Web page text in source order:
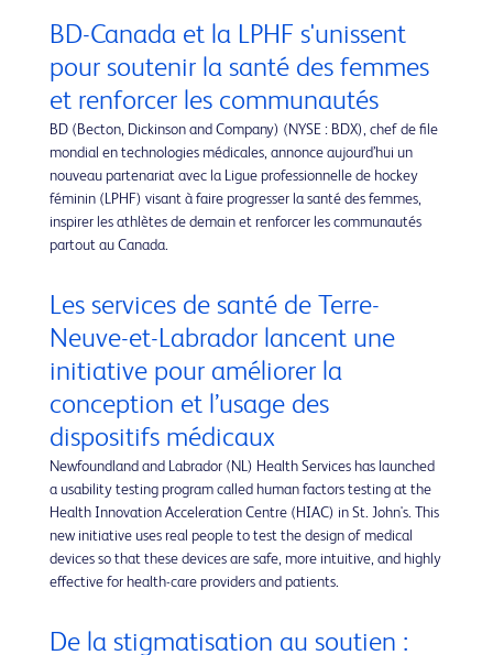
BD-Canada et la LPHF s'unissent
pour soutenir la santé des femmes
et renforcer les communautés
BD (Becton, Dickinson and Company) (NYSE : BDX), chef de file
mondial en technologies médicales, annonce aujourd’hui un
nouveau partenariat avec la Ligue professionnelle de hockey
féminin (LPHF) visant à faire progresser la santé des femmes,
inspirer les athlètes de demain et renforcer les communautés
partout au Canada.
Les services de santé de Terre-
Neuve-et-Labrador lancent une
initiative pour améliorer la
conception et l’usage des
dispositifs médicaux
Newfoundland and Labrador (NL) Health Services has launched
a usability testing program called human factors testing at the
Health Innovation Acceleration Centre (HIAC) in St. John's. This
new initiative uses real people to test the design of medical
devices so that these devices are safe, more intuitive, and highly
effective for health-care providers and patients.
De la stigmatisation au soutien :